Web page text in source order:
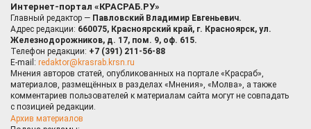
Интернет-портал «КРАСРАБ.РУ»
Главный редактор — Павловский Владимир Евгеньевич.
Адрес редакции: 660075, Красноярский край, г. Красноярск, ул.
Железнодорожников, д. 17, пом. 9, оф. 615.
Телефон редакции: +7 (391) 211-56-88
E-mail: redaktor@krasrab.krsn.ru
Мнения авторов статей, опубликованных на портале «Красраб»,
материалов, размещённых в разделах «Мнения», «Молва», а также
комментариев пользователей к материалам сайта могут не совпадать
с позицией редакции.
Архив материалов